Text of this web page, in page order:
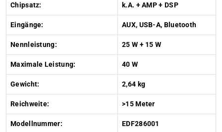
Chipsatz: k.A. + AMP + DSP
Eingänge: AUX, USB-A, Bluetooth
Nennleistung: 25 W + 15 W
Maximale Leistung: 40 W
Gewicht: 2,64 kg
Reichweite: >15 Meter
Modellnummer: EDF286001